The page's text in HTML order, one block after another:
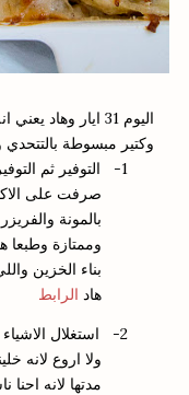
اليوم 31 ايار
وكتير مبسوطة بالتتحدي
1-
التوفير ثم
بالمونة
وممتازة
بناء الخزين
هاد الرابط
2-
استغلال
ولا اروع لانه
مدتها لانه احنا